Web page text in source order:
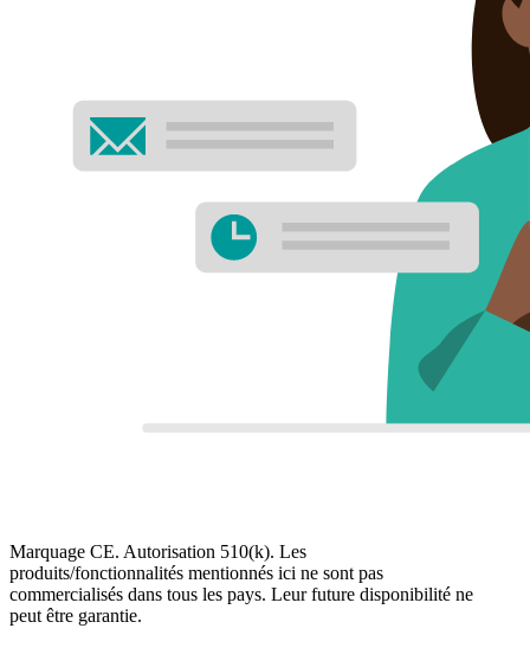
Marquage CE. Autorisation 510(k). Les
produits/fonctionnalités mentionnés ici ne sont pas
commercialisés dans tous les pays. Leur future disponibilité ne
peut être garantie.